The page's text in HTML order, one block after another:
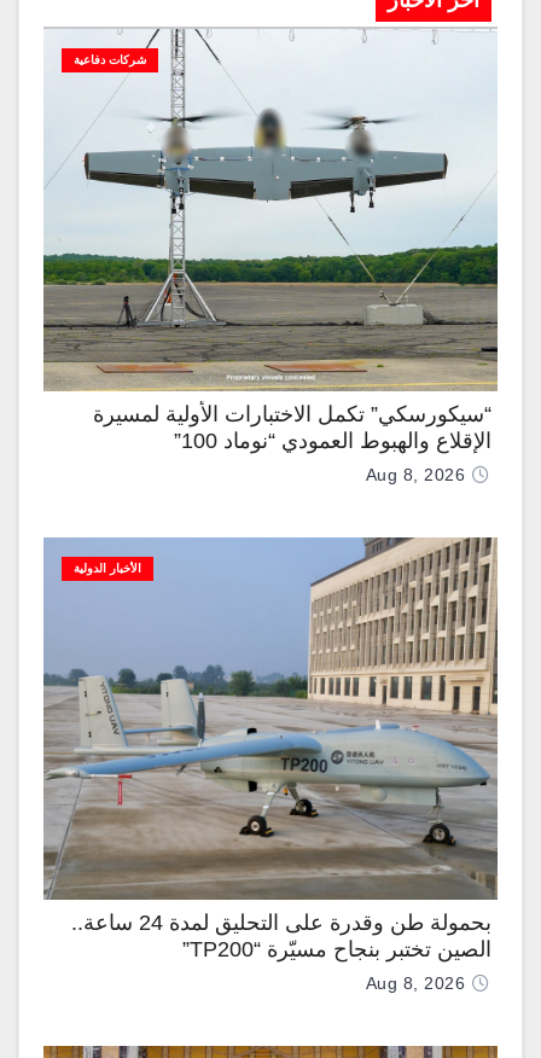
شركات دفاعية
“سيكورسكي” تكمل الاختبارات الأولية لمسيرة
الإقلاع والهبوط العمودي “نوماد 100”
Aug 8, 2026
الأخبار الدولية
بحمولة طن وقدرة على التحليق لمدة 24 ساعة..
الصين تختبر بنجاح مسيّرة “TP200”
Aug 8, 2026